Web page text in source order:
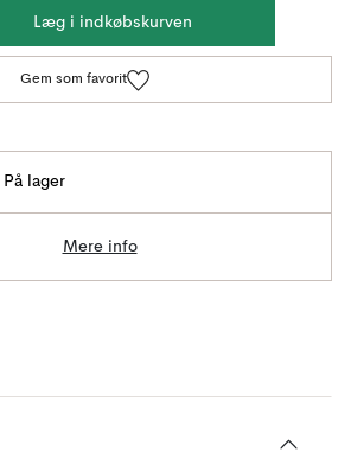
Læg i indkøbskurven
Gem som favorit
På lager
Mere info